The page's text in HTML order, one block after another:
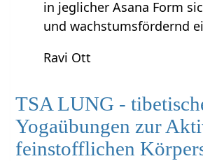
in jeglicher Asana Form
und wachstumsfördernd
Ravi Ott
TSA LUNG -
Yogaübungen zur
feinstofflichen